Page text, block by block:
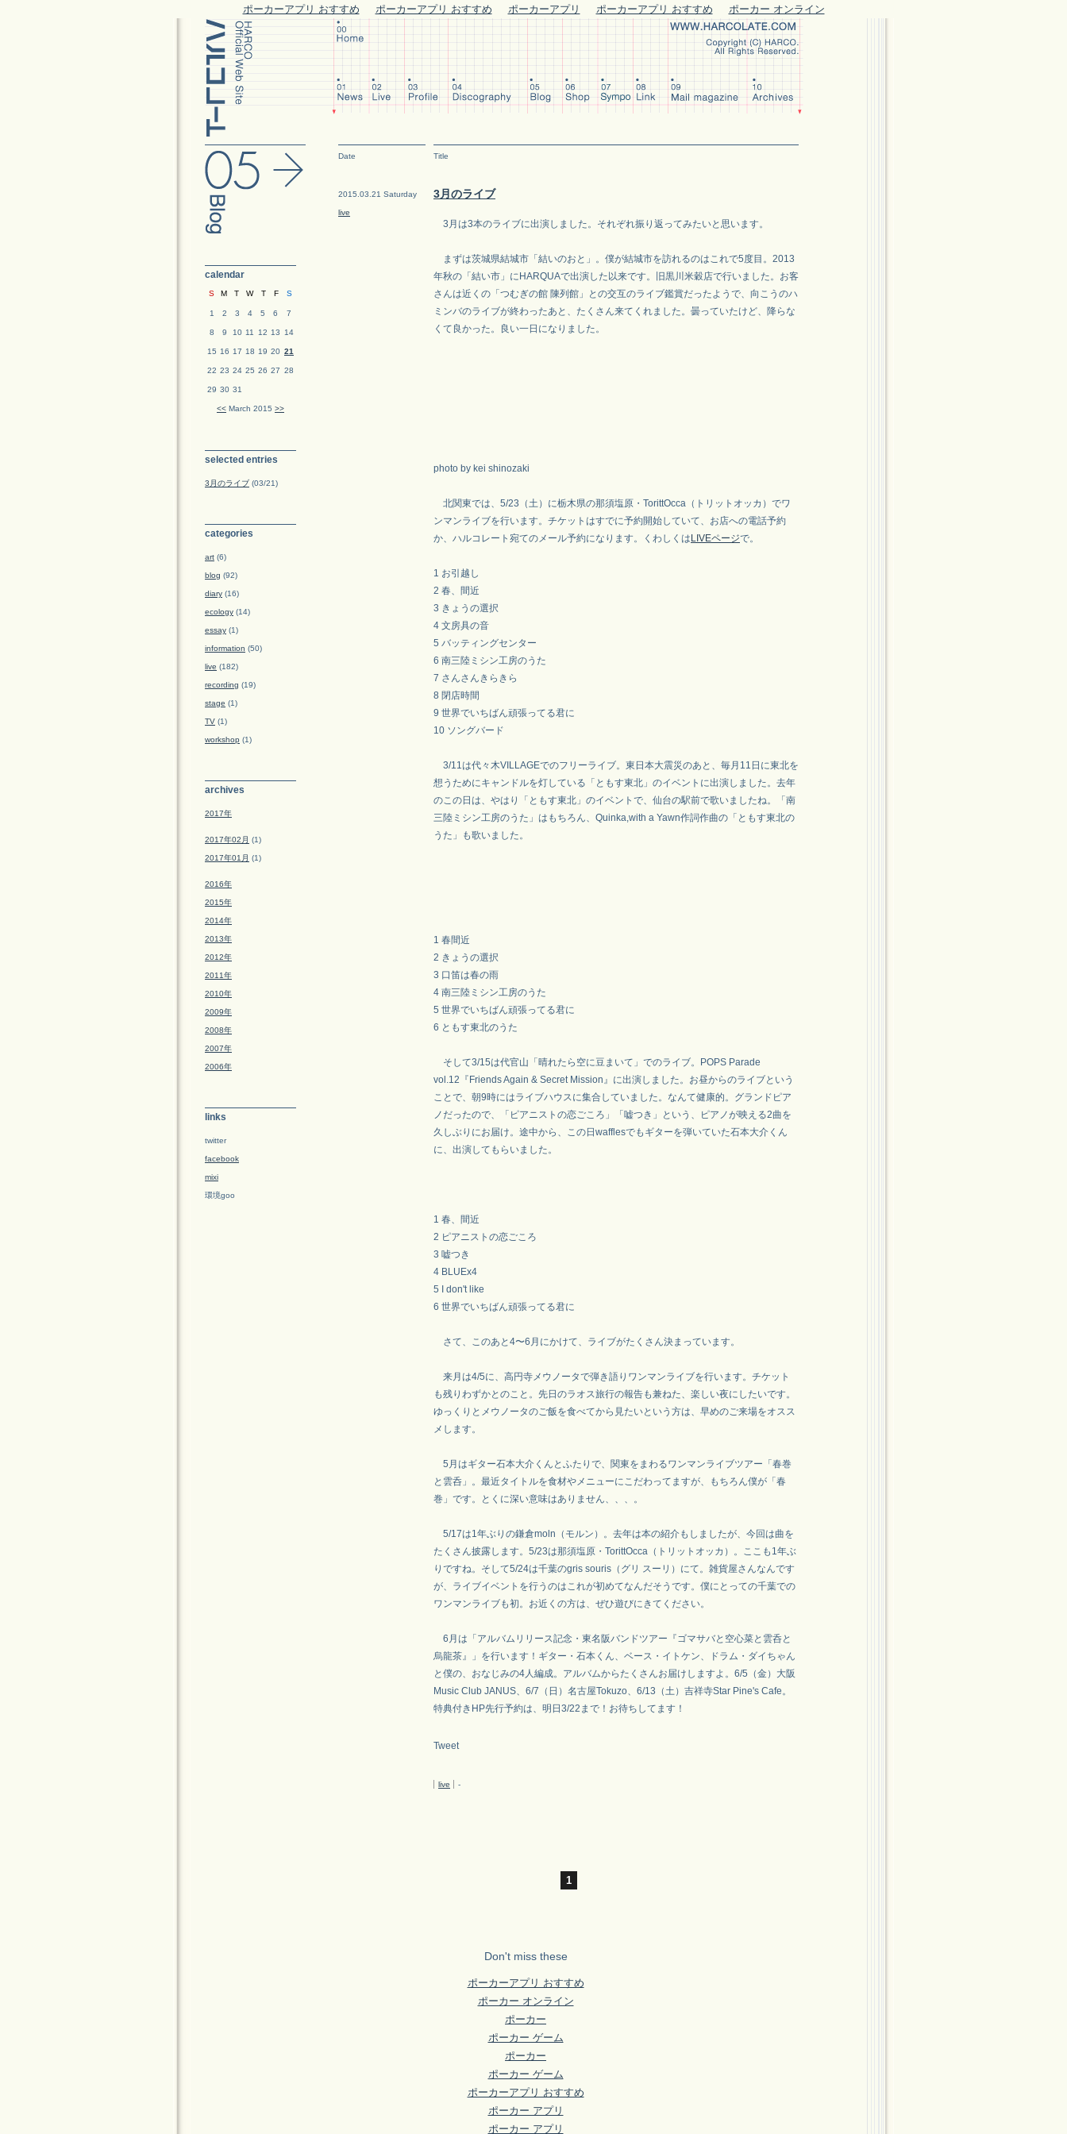
ポーカーアプリ おすすめ ポーカーアプリ おすすめ ポーカーアプリ ポーカーアプリ おすすめ ポーカー オンライン
Date Title
2015.03.21 Saturday
live
3月のライブ
3月は3本のライブに出演しました。それぞれ振り返ってみたいと思います。
まずは茨城県結城市「結いのおと」。僕が結城市を訪れるのはこれで5度目。2013
年秋の「結い市」にHARQUAで出演した以来です。旧黒川米穀店で行いました。お客
さんは近くの「つむぎの館 陳列館」との交互のライブ鑑賞だったようで、向こうのハ
ミンバのライブが終わったあと、たくさん来てくれました。曇っていたけど、降らな
くて良かった。良い一日になりました。
photo by kei shinozaki
北関東では、5/23（土）に栃木県の那須塩原・TorittOcca（トリットオッカ）でワ
ンマンライブを行います。チケットはすでに予約開始していて、お店への電話予約
か、ハルコレート宛てのメール予約になります。くわしくは LIVEページで。
1 お引越し
2 春、間近
3 きょうの選択
4 文房具の音
5 バッティングセンター
6 南三陸ミシン工房のうた
7 さんさんきらきら
8 閉店時間
9 世界でいちばん頑張ってる君に
10 ソングバード
3/11は代々木VILLAGEでのフリーライブ。東日本大震災のあと、毎月11日に東北を
想うためにキャンドルを灯している「ともす東北」のイベントに出演しました。去年
のこの日は、やはり「ともす東北」のイベントで、仙台の駅前で歌いましたね。「南
三陸ミシン工房のうた」はもちろん、Quinka,with a Yawn作詞作曲の「ともす東北の
うた」も歌いました。
1 春間近
2 きょうの選択
3 口笛は春の雨
4 南三陸ミシン工房のうた
5 世界でいちばん頑張ってる君に
6 ともす東北のうた
そして3/15は代官山「晴れたら空に豆まいて」でのライブ。POPS Parade
vol.12『Friends Again & Secret Mission』に出演しました。お昼からのライブという
ことで、朝9時にはライブハウスに集合していました。なんて健康的。グランドピア
ノだったので、「ピアニストの恋ごころ」「嘘つき」という、ピアノが映える2曲を
久しぶりにお届け。途中から、この日wafflesでもギターを弾いていた石本大介くん
に、出演してもらいました。
1 春、間近
2 ピアニストの恋ごころ
3 嘘つき
4 BLUEx4
5 I don't like
6 世界でいちばん頑張ってる君に
さて、このあと4〜6月にかけて、ライブがたくさん決まっています。
来月は4/5に、高円寺メウノータで弾き語りワンマンライブを行います。チケット
も残りわずかとのこと。先日のラオス旅行の報告も兼ねた、楽しい夜にしたいです。
ゆっくりとメウノータのご飯を食べてから見たいという方は、早めのご来場をオスス
メします。
5月はギター石本大介くんとふたりで、関東をまわるワンマンライブツアー「春巻
と雲呑」。最近タイトルを食材やメニューにこだわってますが、もちろん僕が「春
巻」です。とくに深い意味はありません、、、。
5/17は1年ぶりの鎌倉moln（モルン）。去年は本の紹介もしましたが、今回は曲を
たくさん披露します。5/23は那須塩原・TorittOcca（トリットオッカ）。ここも1年ぶ
りですね。そして5/24は千葉のgris souris（グリ スーリ）にて。雑貨屋さんなんです
が、ライブイベントを行うのはこれが初めてなんだそうです。僕にとっての千葉での
ワンマンライブも初。お近くの方は、ぜひ遊びにきてください。
6月は「アルバムリリース記念・東名阪バンドツアー『ゴマサバと空心菜と雲呑と
烏龍茶』」を行います！ギター・石本くん、ベース・イトケン、ドラム・ダイちゃん
と僕の、おなじみの4人編成。アルバムからたくさんお届けしますよ。6/5（金）大阪
Music Club JANUS、6/7（日）名古屋Tokuzo、6/13（土）吉祥寺Star Pine's Cafe。
特典付きHP先行予約は、明日3/22まで！お待ちしてます！
Tweet
live -
1
calendar
S M T W T F S
1 2 3 4 5 6 7
8 9 10 11 12 13 14
15 16 17 18 19 20 21
22 23 24 25 26 27 28
29 30 31
<< March 2015 >>
selected entries
3月のライブ (03/21)
categories
art (6)
blog (92)
diary (16)
ecology (14)
essay (1)
information (50)
live (182)
recording (19)
stage (1)
TV (1)
workshop (1)
archives
2017年
2017年02月 (1)
2017年01月 (1)
2016年
2015年
2014年
2013年
2012年
2011年
2010年
2009年
2008年
2007年
2006年
links
twitter
facebook
mixi
環境goo
Don't miss these
ポーカーアプリ おすすめ
ポーカー オンライン
ポーカー
ポーカー ゲーム
ポーカー
ポーカー ゲーム
ポーカーアプリ おすすめ
ポーカー アプリ
ポーカー アプリ